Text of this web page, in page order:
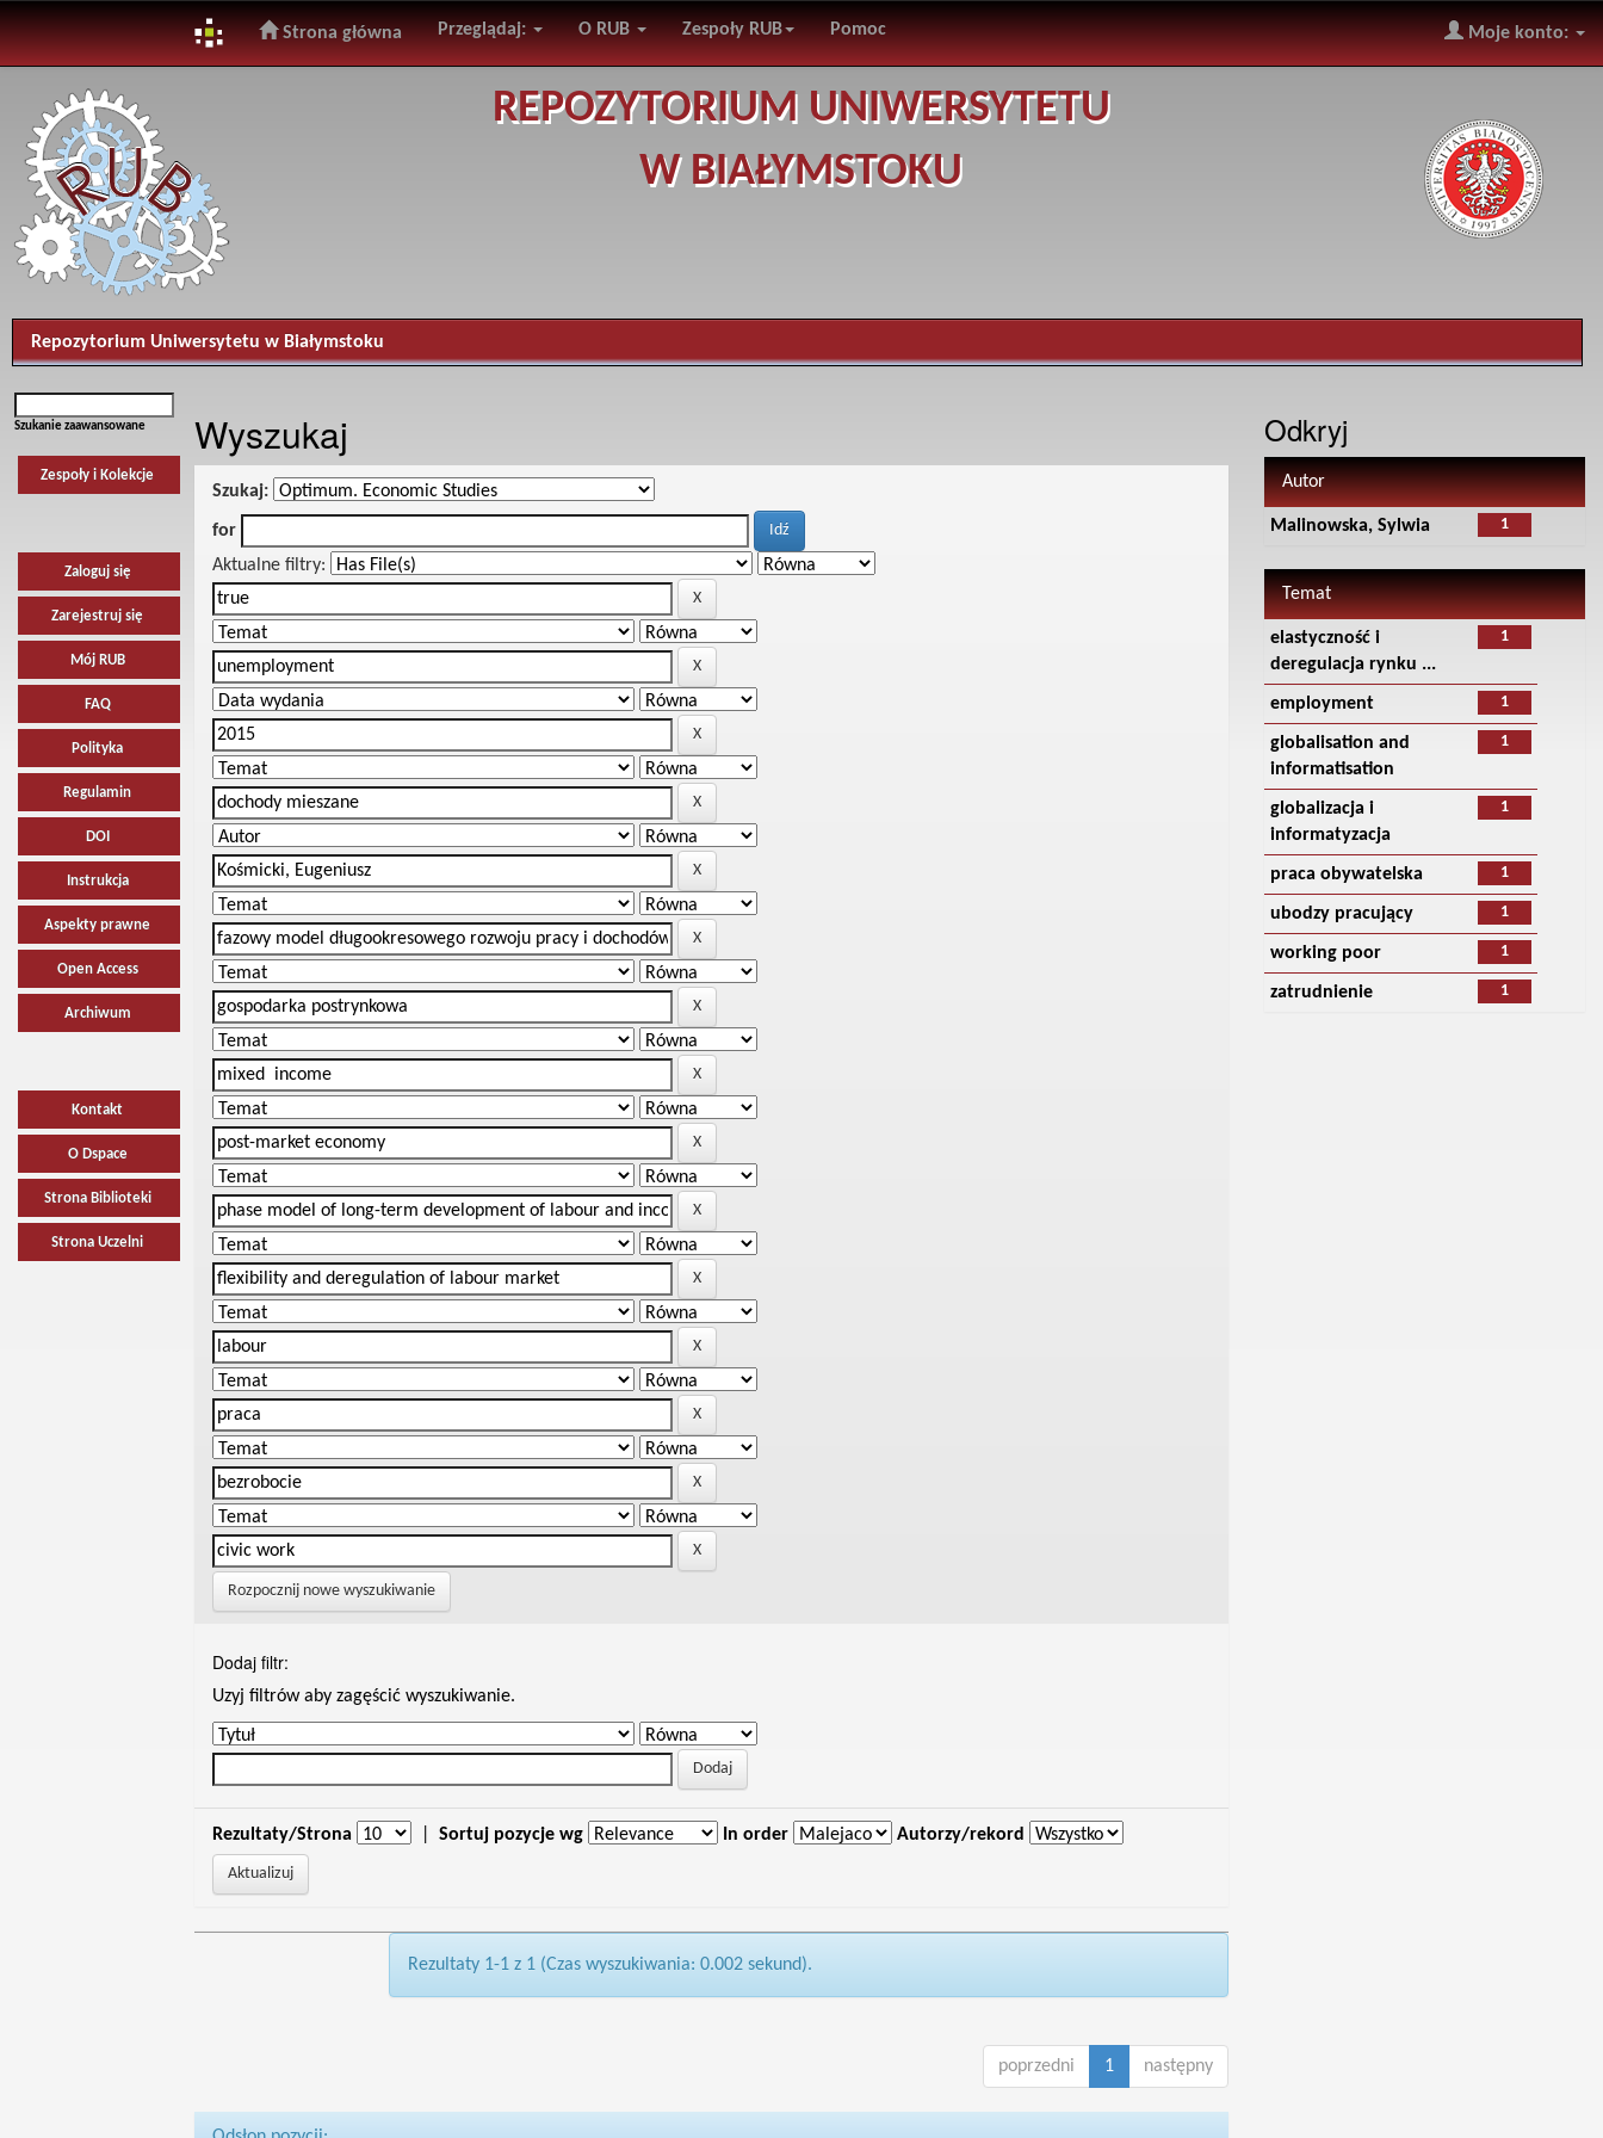
navigation
Strona główna Przeglądaj: O RUB Zespoły RUB Pomoc Moje konto:
REPOZYTORIUM UNIWERSYTETU
W BIAŁYMSTOKU
Repozytorium Uniwersytetu w Białymstoku
Szukanie zaawansowane
Zespoły i Kolekcje
Zaloguj się
Zarejestruj się
Mój RUB
FAQ
Polityka
Regulamin
DOI
Instrukcja
Aspekty prawne
Open Access
Archiwum
Kontakt
O Dspace
Strona Biblioteki
Strona Uczelni
Wyszukaj
Szukaj:
for
Aktualne filtry:
Rozpocznij nowe wyszukiwanie
Dodaj filtr:
Uzyj filtrów aby zagęścić wyszukiwanie.
Rezultaty/Strona Sortuj pozycje wg In order Autorzy/rekord
Rezultaty 1-1 z 1 (Czas wyszukiwania: 0.002 sekund).
poprzedni 1 następny
Odkryj
Autor
1
Malinowska, Sylwia
Temat
1
elastyczność i
deregulacja rynku ...
1
employment
1
globalisation and
informatisation
1
globalizacja i
informatyzacja
1
praca obywatelska
1
ubodzy pracujący
1
working poor
1
zatrudnienie